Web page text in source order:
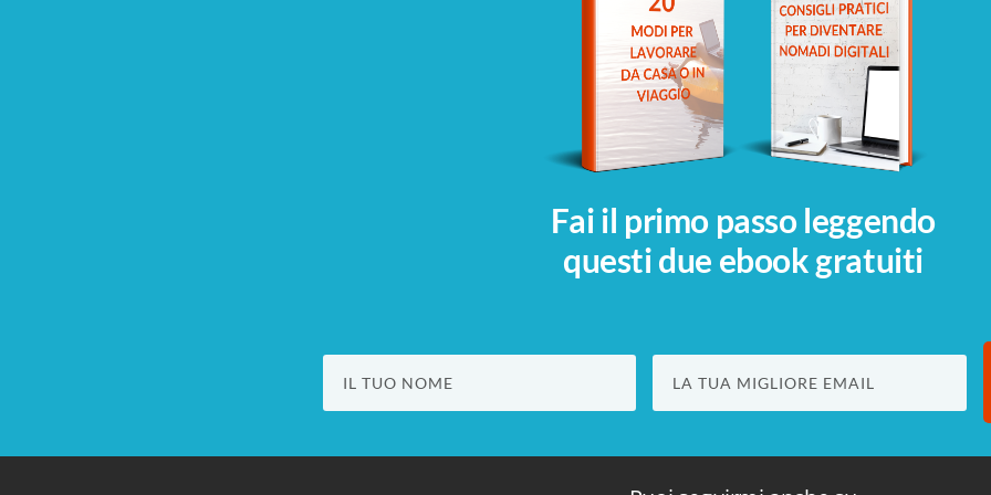
Fai il primo passo leggendo
questi due ebookgratuiti